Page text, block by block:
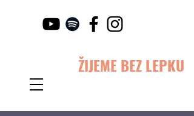
ŽIJEME BEZ LEPKU